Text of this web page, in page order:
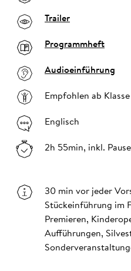
Trailer
Programmheft
Audioeinführung
Empfohlen ab
Englisch
2h 55min, inkl. Pause
30 min vor jeder
Stückeinführung im
Premieren,
Aufführungen,